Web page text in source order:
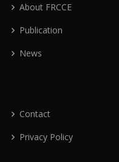
About FRCCE
Publication
News
Contact
Privacy Policy